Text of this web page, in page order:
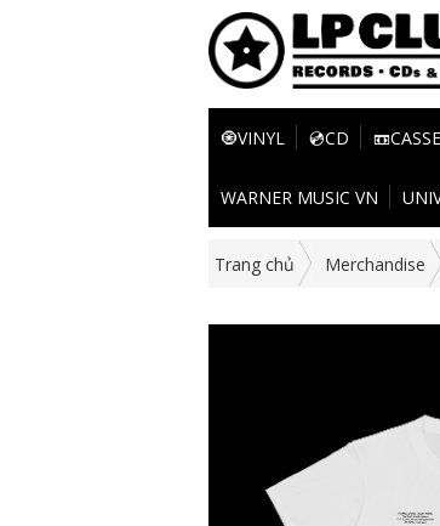
🧿VINYL 💿CD
WARNER MUSIC VN
Trang chủ Merchandise